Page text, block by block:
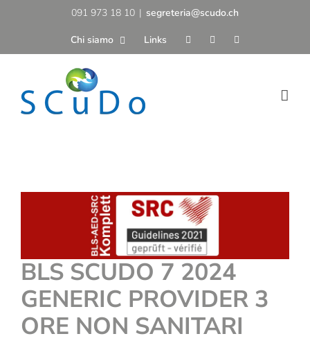
091 973 18 10 | segreteria@scudo.ch
Chi siamo Links
BLS SCUDO 7 2024
GENERIC PROVIDER 3
ORE NON SANITARI